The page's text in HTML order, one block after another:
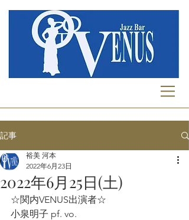
記事
2022年6月25日(土)
裕美 河本
2022年6月23日
☆関内VENUS出演者☆
小泉明子 pf. vo.